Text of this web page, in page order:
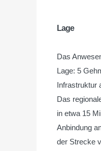
Lage
Das
Lage: 5
Infrastruktur
Das
in etwa 15
Anbindung
der Strecke